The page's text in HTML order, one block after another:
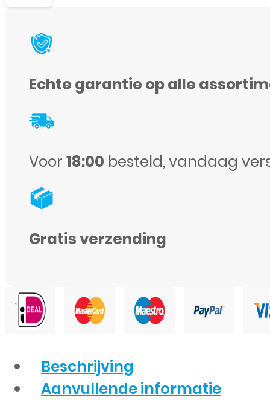
voor
Nokia
Zwart
Echte garantie op alle
Voor 18:00 besteld, vandaag
Gratis verzending
Beschrijving
Aanvullende informatie